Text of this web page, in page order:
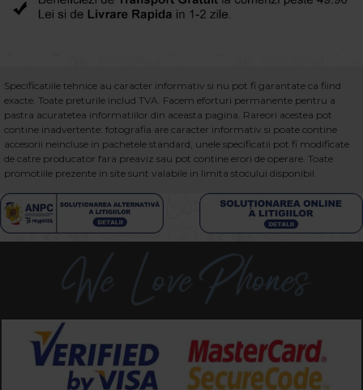
Specificatiile tehnice au caracter informativ si nu pot fi garantate ca fiind
exacte. Toate preturile includ TVA. Facem eforturi permanente pentru a
pastra acuratetea informatiilor din aceasta pagina. Rareori acestea pot
contine inadvertente: fotografia are caracter informativ si poate contine
accesorii neincluse in pachetele standard, unele specificatii pot fi modificate
de catre producator fara preaviz sau pot contine erori de operare. Toate
promotiile prezente in site sunt valabile in limita stocului disponibil.